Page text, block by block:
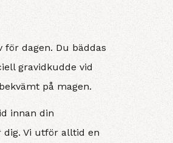
dagen. Du bäddas
gravidkudde vid
på magen.
innan din
dig. Vi utför alltid en